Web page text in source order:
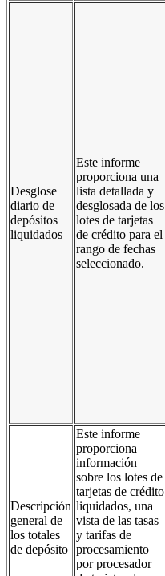
Desglose
diario de
depósitos
liquidados
Este informe
proporciona una
lista detallada y
desglosada de los
lotes de tarjetas
de crédito para el
rango de fechas
seleccionado.
Descripción
general de
los totales
de depósito
Este informe
proporciona
información
sobre los lotes de
tarjetas de crédito
liquidados, una
vista de las tasas
y tarifas de
procesamiento
por procesador